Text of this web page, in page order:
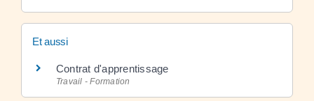
Et aussi
Contrat d'apprentissage
Travail - Formation